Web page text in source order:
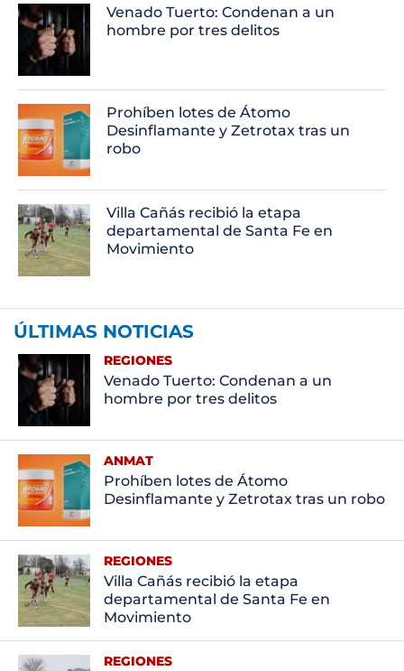
Venado Tuerto: Condenan a un
hombre por tres delitos
Prohíben lotes de Átomo
Desinflamante y Zetrotax tras un
robo
Villa Cañás recibió la etapa
departamental de Santa Fe en
Movimiento
ÚLTIMAS NOTICIAS
REGIONES
Venado Tuerto: Condenan a un
hombre por tres delitos
ANMAT
Prohíben lotes de Átomo
Desinflamante y Zetrotax tras un robo
REGIONES
Villa Cañás recibió la etapa
departamental de Santa Fe en
Movimiento
REGIONES